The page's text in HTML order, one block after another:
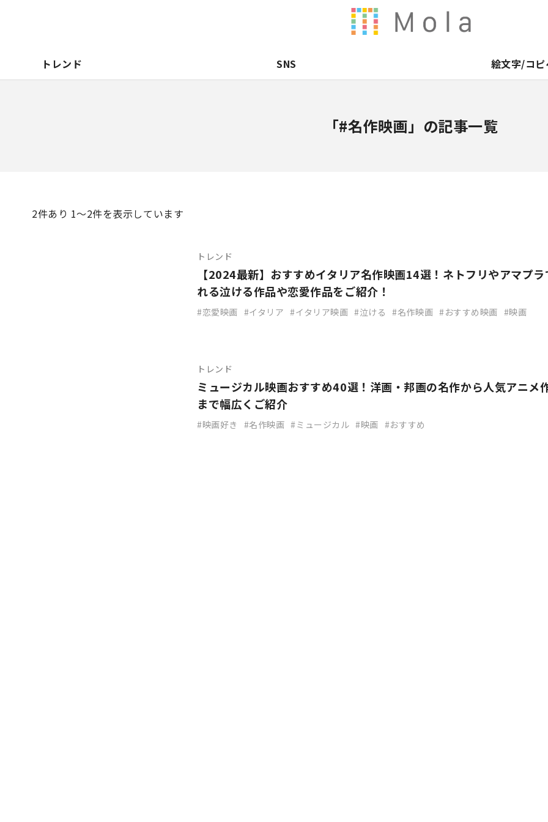
トレンド SNS 絵文字/コピ
「#名作映画」の記事一覧
2件あり 1〜2件を表示しています
トレンド
【2024最新】おすすめイタリア名作映画14選！ネトフリやアマプラ
れる泣ける作品や恋愛作品をご紹介！
恋愛映画 イタリア イタリア映画 泣ける 名作映画 おすすめ映画 映画
トレンド
ミュージカル映画おすすめ40選！洋画・邦画の名作から人気アニメ
まで幅広くご紹介
映画好き 名作映画 ミュージカル 映画 おすすめ